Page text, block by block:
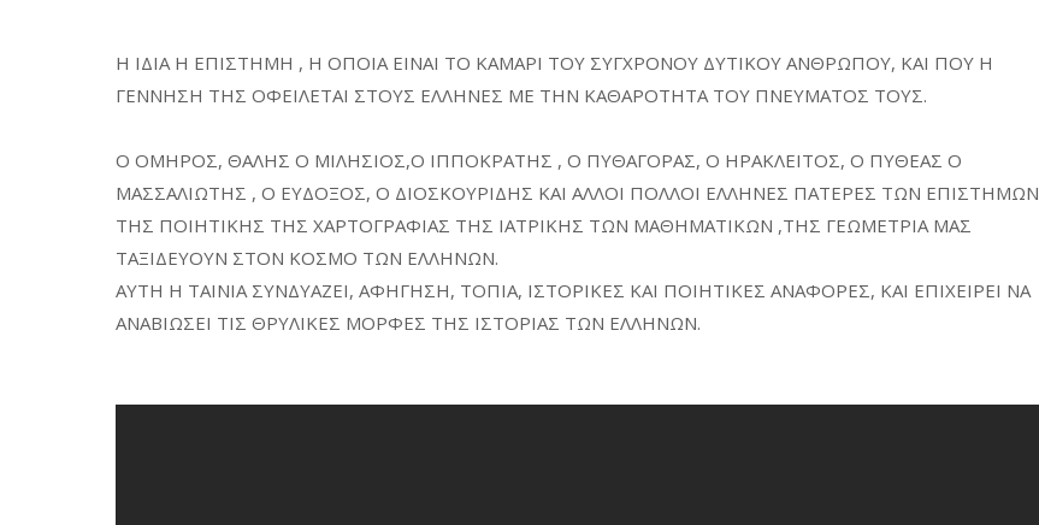
Η ΙΔΙΑ Η ΕΠΙΣΤΗΜΗ , Η ΟΠΟΙΑ ΕΙΝΑΙ ΤΟ ΚΑΜΑΡΙ ΤΟΥ ΣΥΓΧΡΟΝΟΥ ΔΥΤΙΚΟΥ ΑΝΘΡΩΠΟΥ, ΚΑΙ ΠΟΥ Η
ΓΕΝΝΗΣΗ ΤΗΣ ΟΦΕΙΛΕΤΑΙ ΣΤΟΥΣ ΕΛΛΗΝΕΣ ΜΕ ΤΗΝ ΚΑΘΑΡΟΤΗΤΑ ΤΟΥ ΠΝΕΥΜΑΤΟΣ ΤΟΥΣ.
Ο ΟΜΗΡΟΣ, ΘΑΛΗΣ Ο ΜΙΛΗΣΙΟΣ,Ο ΙΠΠΟΚΡΑΤΗΣ , Ο ΠΥΘΑΓΟΡΑΣ, Ο ΗΡΑΚΛΕΙΤΟΣ, Ο ΠΥΘΕΑΣ Ο
ΜΑΣΣΑΛΙΩΤΗΣ , Ο ΕΥΔΟΞΟΣ, Ο ΔΙΟΣΚΟΥΡΙΔΗΣ ΚΑΙ ΑΛΛΟΙ ΠΟΛΛΟΙ ΕΛΛΗΝΕΣ ΠΑΤΕΡΕΣ ΤΩΝ ΕΠΙΣΤΗΜΩΝ
ΤΗΣ ΠΟΙΗΤΙΚΗΣ ΤΗΣ ΧΑΡΤΟΓΡΑΦΙΑΣ ΤΗΣ ΙΑΤΡΙΚΗΣ ΤΩΝ ΜΑΘΗΜΑΤΙΚΩΝ ,ΤΗΣ ΓΕΩΜΕΤΡΙΑ ΜΑΣ
ΤΑΞΙΔΕΥΟΥΝ ΣΤΟΝ ΚΟΣΜΟ ΤΩΝ ΕΛΛΗΝΩΝ.
ΑΥΤΗ Η ΤΑΙΝΙΑ ΣΥΝΔΥΑΖΕΙ, ΑΦΗΓΗΣΗ, ΤΟΠΙΑ, ΙΣΤΟΡΙΚΕΣ ΚΑΙ ΠΟΙΗΤΙΚΕΣ ΑΝΑΦΟΡΕΣ, ΚΑΙ ΕΠΙΧΕΙΡΕΙ ΝΑ
ΑΝΑΒΙΩΣΕΙ ΤΙΣ ΘΡΥΛΙΚΕΣ ΜΟΡΦΕΣ ΤΗΣ ΙΣΤΟΡΙΑΣ ΤΩΝ ΕΛΛΗΝΩΝ.